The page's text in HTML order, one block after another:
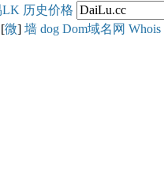
LK 历史价格
[微] 墙 dog Dom域名网 Whois